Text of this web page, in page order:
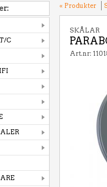
C
« Produkter
SKÅLAR
Art.nr: